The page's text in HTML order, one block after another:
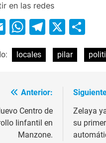
en las redes
EmailWhatsApp
Telegram
X
locales pilar
Anterior:
Centro de
Iinfantil en
Manzone.
Zelaya
su